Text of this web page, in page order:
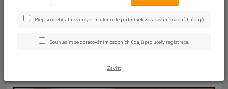
TOP PRODUKTY NAŠEHO E-SHOPU
Nepropustné prostěradlo
Nepropustné prostěradlo
180x200cm prošívané
Přeji si odebírat novinky e-mailem dle podmínek zpracování osobních údajů.
Souhlasím se zpracováním osobních údajů pro účely registrace.
Zavřít